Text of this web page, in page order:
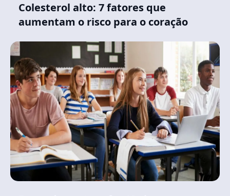
Colesterol alto: 7 fatores que
aumentam o risco para o coração